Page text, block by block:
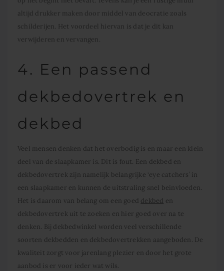
altijd drukker maken door middel van deocratie zoals
schilderijen. Het voordeel hiervan is dat je dit kan
verwijderen en vervangen.
4. Een passend
dekbedovertrek en
dekbed
Veel mensen denken dat het overbodig is en maar een klein
deel van de slaapkamer is. Dit is fout. Een dekbed en
dekbedovertrek zijn namelijk belangrijke ‘eye catchers’ in
een slaapkamer en kunnen de uitstraling snel beinvloeden.
Het is daarom van belang om een goed dekbed en
dekbedovertrek uit te zoeken en hier goed over na te
denken. Bij dekbedwinkel worden veel verschillende
soorten dekbedden en dekbedovertrekken aangeboden. De
kwaliteit zorgt voor jarenlang plezier en door het grote
aanbod is er voor ieder wat wils.